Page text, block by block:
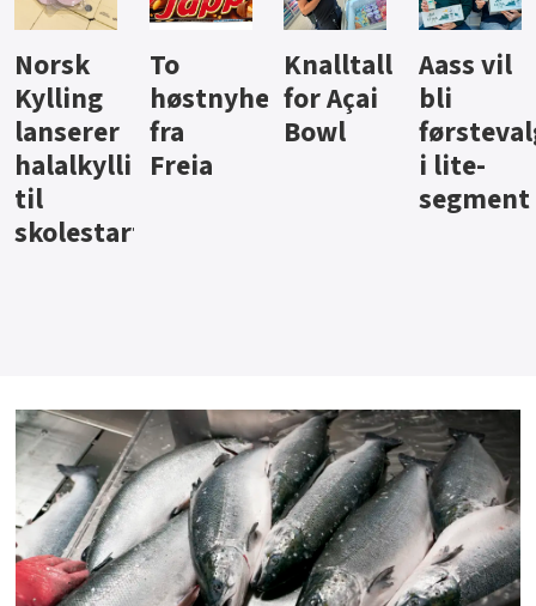
Knalltall
for Açai
Bowl
Aass vil
bli
førstevalg
i lite-
Brus og
jus fra
Berentsen
Hard
iste fra
Hansa